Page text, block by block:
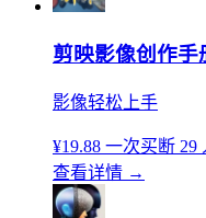
剪映影像创作手
影像轻松上手
¥19.88 一次买断 29
查看详情 →